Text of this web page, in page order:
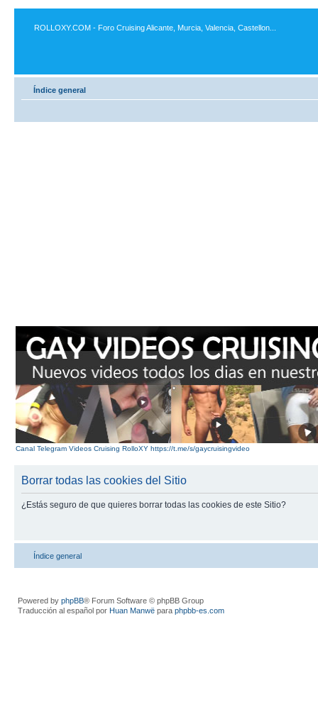
ROLLOXY.COM - Foro Cruising Alicante, Murcia, Valencia, Castellon...
Índice general
Canal Telegram Videos Cruising RolloXY https://t.me/s/gaycruisingvideo
Borrar todas las cookies del Sitio
¿Estás seguro de que quieres borrar todas las cookies de este Sitio?
Índice general
Powered by phpBB® Forum Software © phpBB Group
Traducción al español por Huan Manwë para phpbb-es.com